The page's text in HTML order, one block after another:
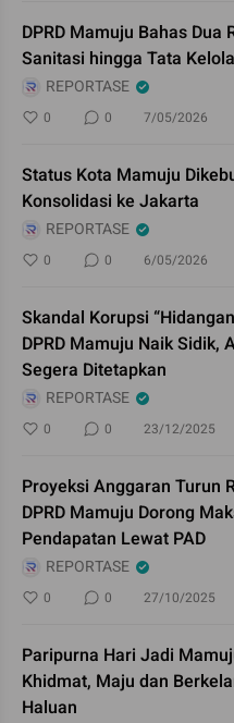
DPRD Mamuju Bahas Dua
Sanitasi hingga Tata
REPORTASE
0 0 7/05/2026
Status Kota Mamuju
Konsolidasi ke Jakarta
REPORTASE
0 0 6/05/2026
Skandal Korupsi
DPRD Mamuju Naik Sidik,
Segera Ditetapkan
REPORTASE
0 0 23/12/2025
Proyeksi Anggaran Turun
DPRD Mamuju Dorong
Pendapatan Lewat PAD
REPORTASE
0 0 27/10/2025
Paripurna Hari Jadi
Khidmat, Maju dan
Haluan